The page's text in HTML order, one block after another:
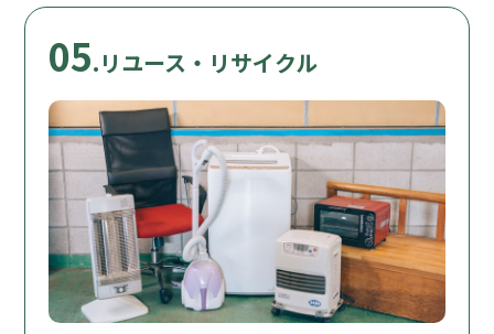
05.リユース・リサイクル